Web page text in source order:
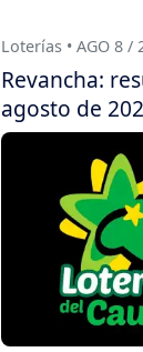
Loterías • AGO 8 /
Revancha:
agosto de